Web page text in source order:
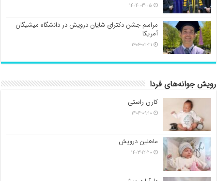
۱۴۰۴-۰۳-۰۵
مراسم جشن دکترای شایان درویش در دانشگاه میشیگان
آمریکا
۱۴۰۴-۰۲-۲۱
رویش جوانه‌های فردا
کارن راستی
۱۴۰۴-۰۹-۱۰
ماهلین درویش
۱۴۰۳-۱۲-۲۰